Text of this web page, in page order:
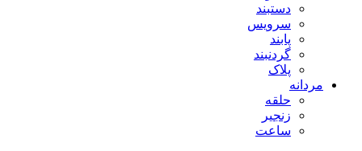
دستبند
سرویس
پابند
گردنبند
پلاک
مردانه
حلقه
زنجیر
ساعت